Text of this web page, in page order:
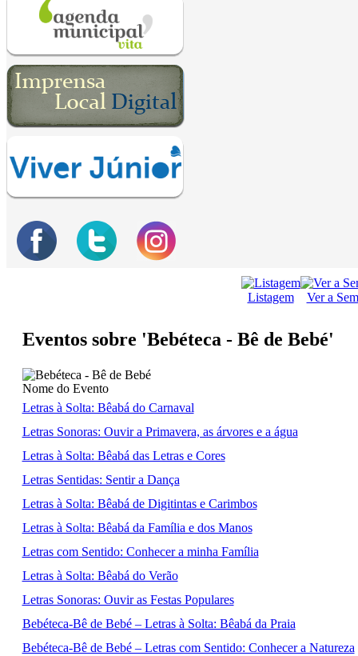
Listagem Ver a
Eventos sobre 'Bebéteca - Bê de Bebé'
Nome do Evento
Letras à Solta: Bêabá do Carnaval
Letras Sonoras: Ouvir a Primavera, as árvores e a água
Letras à Solta: Bêabá das Letras e Cores
Letras Sentidas: Sentir a Dança
Letras à Solta: Bêabá de Digitintas e Carimbos
Letras à Solta: Bêabá da Família e dos Manos
Letras com Sentido: Conhecer a minha Família
Letras à Solta: Bêabá do Verão
Letras Sonoras: Ouvir as Festas Populares
Bebéteca-Bê de Bebé – Letras à Solta: Bêabá da Praia
Bebéteca-Bê de Bebé – Letras com Sentido: Conhecer a Natureza